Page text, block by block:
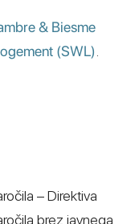
& Biesme
(SWL)
– Direktiva
brez javnega